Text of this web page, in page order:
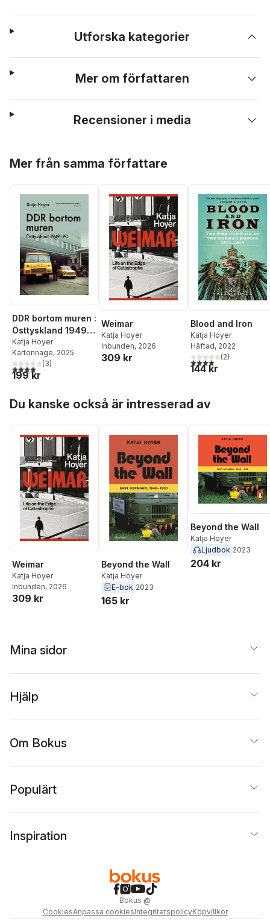
Utforska kategorier
Mer om författaren
Recensioner i media
Mer från samma författare
DDR bortom muren :
Östtyskland 1949-
90
Katja Hoyer
Kartonnage, 2025
4,0utav 5 stjärnor. Totalt antal röster:
(3)
199 kr
Weimar
Katja Hoyer
Inbunden, 2026
309 kr
Blood and Iron
Katja Hoyer
Häftad, 2022
4,0utav 5 stjärnor.
(2)
144 kr
Du kanske också är intresserad av
Weimar
Katja Hoyer
Inbunden, 2026
309 kr
Beyond the Wall
Katja Hoyer
E-bok 2023
165 kr
Beyond the Wall
Katja Hoyer
Ljudbok 2023
204 kr
Mina sidor
Hjälp
Om Bokus
Populärt
Inspiration
Bokus @
CookiesAnpassa cookiesIntegritetspolicyKöpvillkor